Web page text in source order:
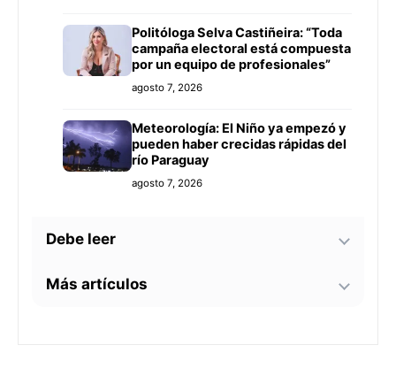
Politóloga Selva Castiñeira: “Toda
campaña electoral está compuesta
por un equipo de profesionales”
agosto 7, 2026
Meteorología: El Niño ya empezó y
pueden haber crecidas rápidas del
río Paraguay
agosto 7, 2026
Debe leer
Tecnología y BIM ganan terreno en
Más artículos